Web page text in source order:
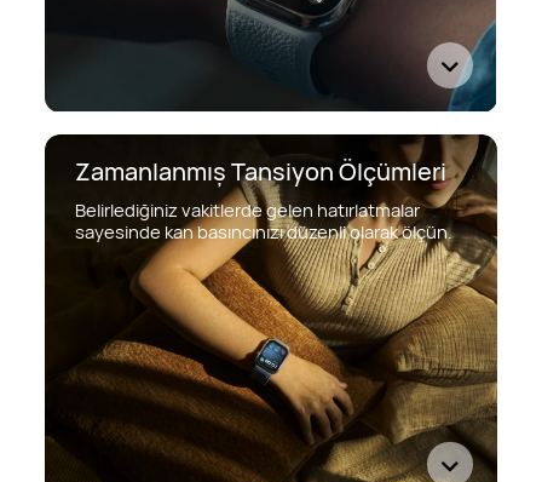
Zamanlanmış Tansiyon Ölçümleri
Belirlediğiniz vakitlerde gelen hatırlatmalar
sayesinde kan basıncınızı düzenli olarak ölçün.